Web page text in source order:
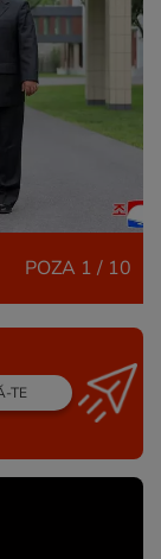
POZA 1 / 10
TE